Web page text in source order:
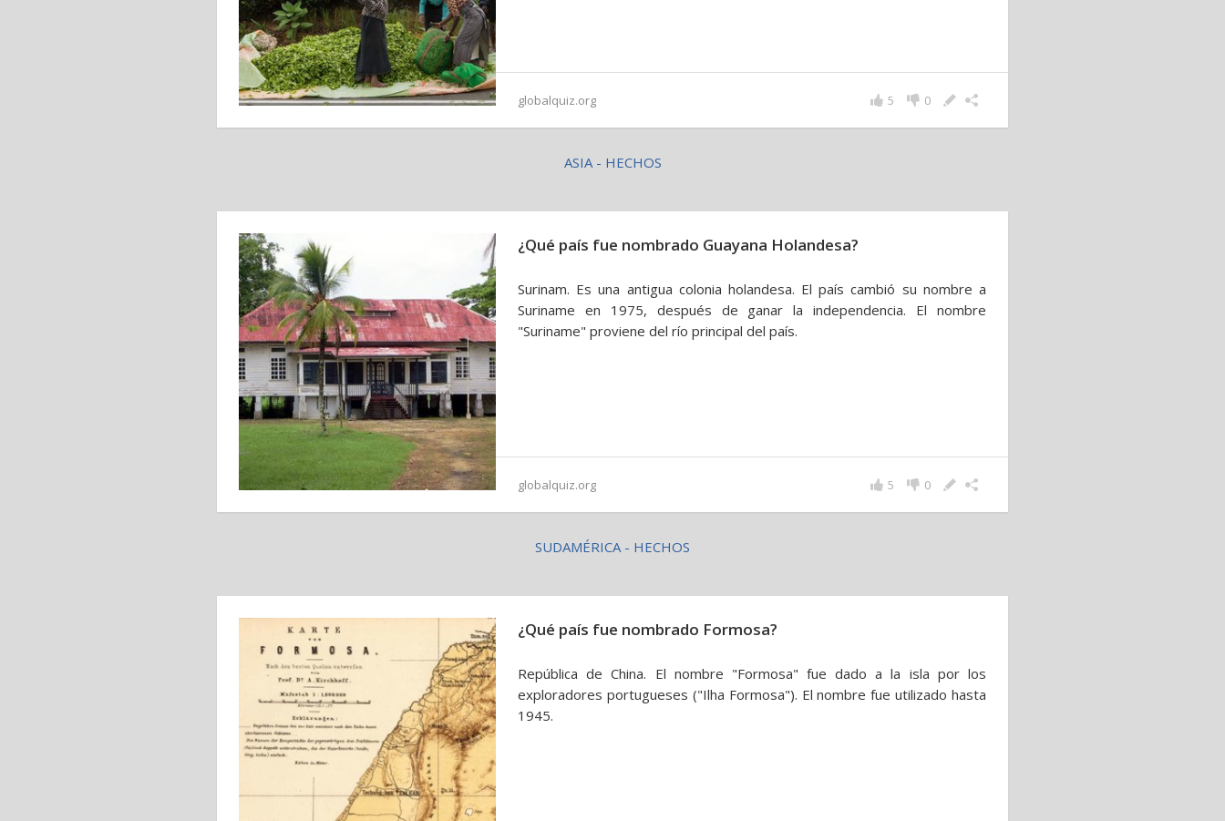
globalquiz.org 0
5
ASIA - HECHOS
¿Qué país fue nombrado Guayana Holandesa?
Surinam. Es una antigua colonia holandesa. El país cambió su nombre a
Suriname en 1975, después de ganar la independencia. El nombre
"Suriname" proviene del río principal del país.
globalquiz.org 0
5
SUDAMÉRICA - HECHOS
¿Qué país fue nombrado Formosa?
República de China. El nombre "Formosa" fue dado a la isla por los
exploradores portugueses ("Ilha Formosa"). El nombre fue utilizado hasta
1945.